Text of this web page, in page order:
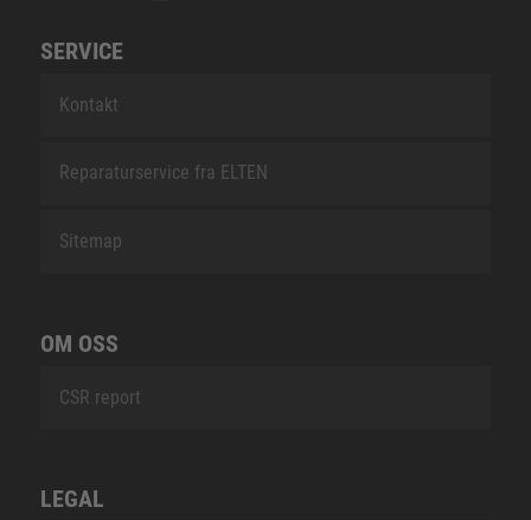
SERVICE
Kontakt
Reparaturservice fra ELTEN
Sitemap
OM OSS
CSR report
LEGAL